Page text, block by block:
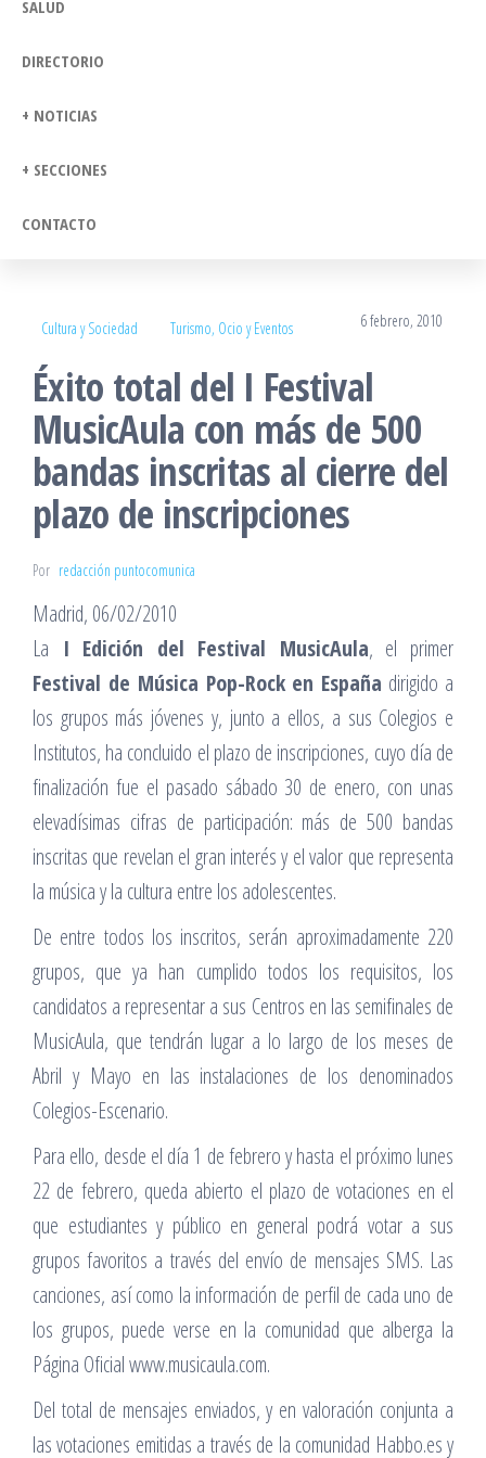
SALUD
DIRECTORIO
+ NOTICIAS
+ SECCIONES
CONTACTO
Cultura y Sociedad Turismo, Ocio y Eventos 6 febrero, 2010
Éxito total del I Festival
MusicAula con más de 500
bandas inscritas al cierre del
plazo de inscripciones
Por redacción puntocomunica
Madrid, 06/02/2010
La I Edición del Festival MusicAula, el primer
Festival de Música Pop-Rock en España dirigido a
los grupos más jóvenes y, junto a ellos, a sus Colegios e
Institutos, ha concluido el plazo de inscripciones, cuyo día de
finalización fue el pasado sábado 30 de enero, con unas
elevadísimas cifras de participación: más de 500 bandas
inscritas que revelan el gran interés y el valor que representa
la música y la cultura entre los adolescentes.
De entre todos los inscritos, serán aproximadamente 220
grupos, que ya han cumplido todos los requisitos, los
candidatos a representar a sus Centros en las semifinales de
MusicAula, que tendrán lugar a lo largo de los meses de
Abril y Mayo en las instalaciones de los denominados
Colegios-Escenario.
Para ello, desde el día 1 de febrero y hasta el próximo lunes
22 de febrero, queda abierto el plazo de votaciones en el
que estudiantes y público en general podrá votar a sus
grupos favoritos a través del envío de mensajes SMS. Las
canciones, así como la información de perfil de cada uno de
los grupos, puede verse en la comunidad que alberga la
Página Oficial www.musicaula.com.
Del total de mensajes enviados, y en valoración conjunta a
las votaciones emitidas a través de la comunidad Habbo.es y